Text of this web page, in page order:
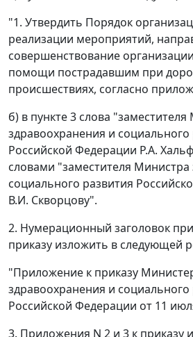
"1. Утвердить Порядок
реализации мероприятий,
совершенствование
помощи пострадавшим при
происшествиях, согласно
б) в пункте 3 слова
здравоохранения и социального
Российской Федерации Р.А.
словами "заместителя
социального развития
В.И. Скворцову".
2. Нумерационный заголовок
приказу изложить в следующей
"Приложение к приказу
здравоохранения и социального
Российской Федерации от 11
3. Приложения N 2 и 3 к приказу